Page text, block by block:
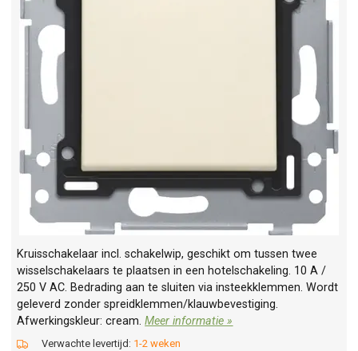
Kruisschakelaar incl. schakelwip, geschikt om tussen twee
wisselschakelaars te plaatsen in een hotelschakeling. 10 A /
250 V AC. Bedrading aan te sluiten via insteekklemmen. Wordt
geleverd zonder spreidklemmen/klauwbevestiging.
Afwerkingskleur: cream.Meer informatie »
Verwachte levertijd: 1-2 weken